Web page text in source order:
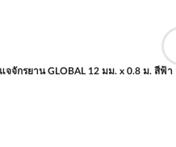
จจักรยาน GLOBAL 12 มม. x 0.8 ม. สีฟ้า